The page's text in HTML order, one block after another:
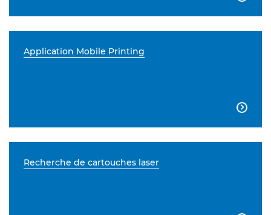
Application Mobile Printing

Recherche de cartouches laser